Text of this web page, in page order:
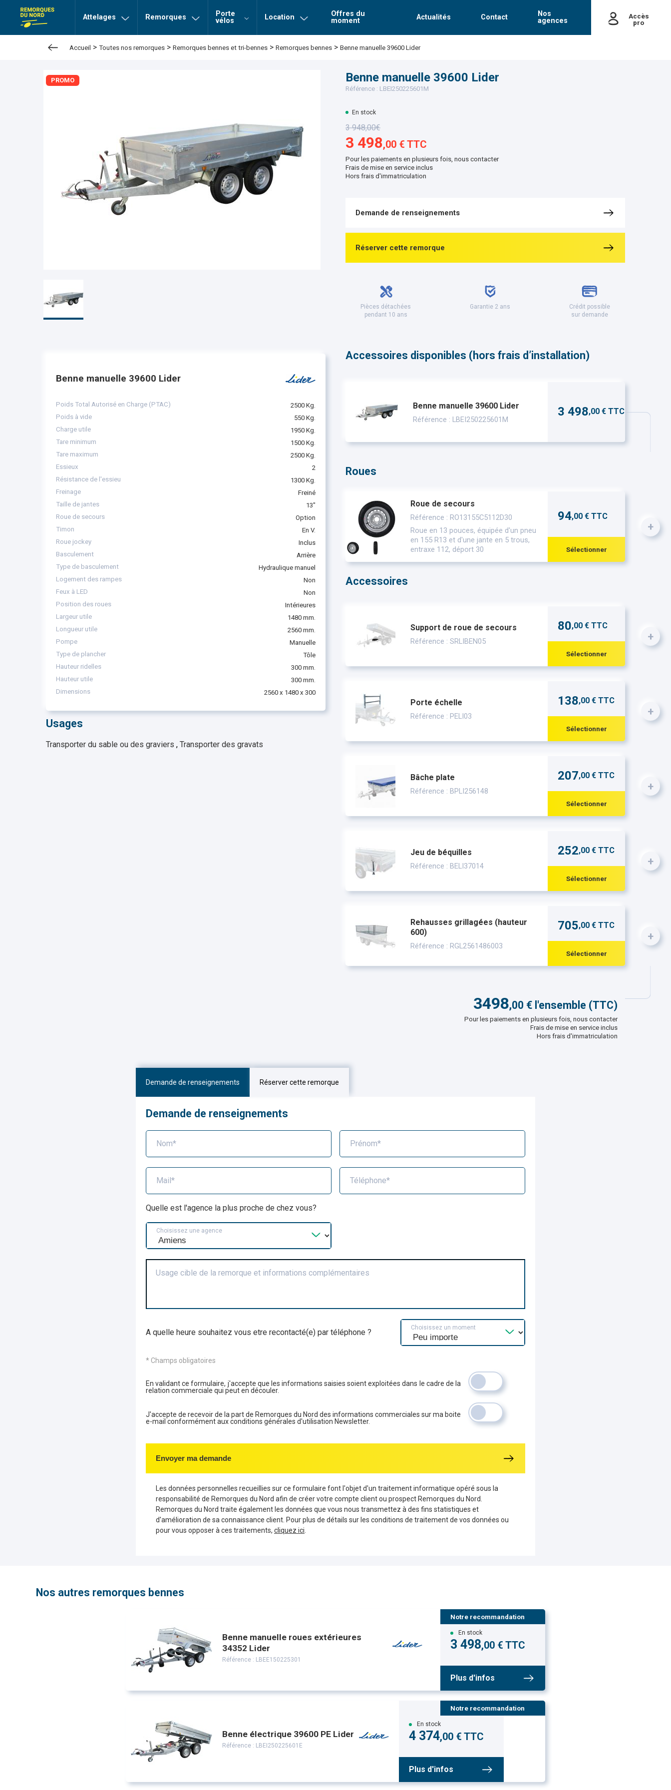
Remorques du nordAttelages Remorques
Porte
vélos
Location
Offres du
moment
Actualités Contact
Nos
agences
Accès
pro
Mot de passe
Mot de passe oublié
Accueil > Toutes nos remorques > Remorques bennes et tri-bennes > Remorques bennes > Benne manuelle 39600 Lider
PROMO
3 948,00€
3 498,00 € TTC
Pour les paiements en plusieurs fois, nous contacter
Frais de mise en service inclus
Hors frais d'immatriculation
En stock
Benne manuelle 39600 Lider
Référence : LBEI250225601M
Demande de renseignements
Réserver cette remorque
Pièces détachées
pendant 10 ans
Garantie 2 ans
Crédit possible
sur demande
Benne manuelle 39600 Lider
Poids Total Autorisé en Charge (PTAC)
2500 Kg.
Poids à vide
550 Kg.
Charge utile
1950 Kg.
Tare minimum
1500 Kg.
Tare maximum
2500 Kg.
Essieux
2
Résistance de l'essieu
1300 Kg.
Freinage
Freiné
Taille de jantes
13"
Roue de secours
Option
Timon
En V.
Roue jockey
Inclus
Basculement
Arrière
Type de basculement
Hydraulique manuel
Logement des rampes
Non
Feux à LED
Non
Position des roues
Intérieures
Largeur utile
1480 mm.
Longueur utile
2560 mm.
Pompe
Manuelle
Type de plancher
Tôle
Hauteur ridelles
300 mm.
Hauteur utile
300 mm.
Dimensions
2560 x 1480 x 300
Usages
Transporter du sable ou des graviers , Transporter des gravats
Accessoires disponibles (hors frais d’installation)
Benne manuelle 39600 Lider
Référence : LBEI250225601M
3 498,00 € TTC
Roues
+
Roue de secours
Référence : RO13155C5112D30
Roue en 13 pouces, équipée d'un pneu
en 155 R13 et d'une jante en 5 trous,
entraxe 112, déport 30
94,00 € TTC
Sélectionner
Accessoires
+
Support de roue de secours
Référence : SRLIBEN05
80,00 € TTC
Sélectionner
+
Porte échelle
Référence : PELI03
138,00 € TTC
Sélectionner
+
Bâche plate
Référence : BPLI256148
207,00 € TTC
Sélectionner
+
Jeu de béquilles
Référence : BELI37014
252,00 € TTC
Sélectionner
+
Rehausses grillagées (hauteur
600)
Référence : RGL2561486003
705,00 € TTC
Sélectionner
3498,00 € l'ensemble (TTC)
Pour les paiements en plusieurs fois, nous contacter
Frais de mise en service inclus
Hors frais d'immatriculation
Demande de renseignements Réserver cette remorque
Demande de renseignements
Nom* Prénom*
Mail* Téléphone*
Quelle est l'agence la plus proche de chez vous?
Choisissez une agence
Usage cible de la remorque et informations complémentaires
A quelle heure souhaitez vous etre recontacté(e) par téléphone ? Choisissez un moment
* Champs obligatoires
En validant ce formulaire, j'accepte que les informations saisies soient exploitées dans le cadre de la
relation commerciale qui peut en découler.
J'accepte de recevoir de la part de Remorques du Nord des informations commerciales sur ma boite
e-mail conformément aux conditions générales d'utilisation Newsletter.
Envoyer ma demande
Les données personnelles recueillies sur ce formulaire font l'objet d'un traitement informatique opéré sous la
responsabilité de Remorques du Nord afin de créer votre compte client ou prospect Remorques du Nord.
Remorques du Nord traite également les données que vous nous transmettez à des fins statistiques et
d'amélioration de sa connaissance client. Pour plus de détails sur les conditions de traitement de vos données ou
pour vous opposer à ces traitements, cliquez ici
Nos autres remorques bennes
Notre recommandation
Benne manuelle roues extérieures
34352 Lider
Référence : LBEE150225301
En stock
3 498,00 € TTC
Plus d'infos
Notre recommandation
Benne électrique 39600 PE Lider
Référence : LBEI250225601E
En stock
4 374,00 € TTC
Plus d'infos